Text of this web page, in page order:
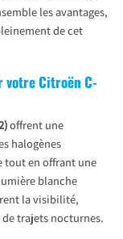
les avantages,
de cet
votre Citroën C-
offrent une
halogènes
tout en offrant une
blanche
la visibilité,
trajets nocturnes.